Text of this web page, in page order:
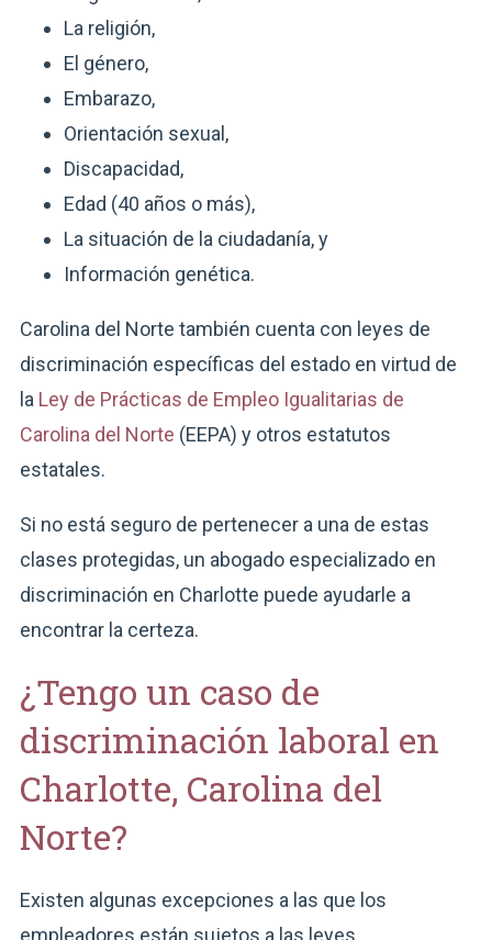
La religión,
El género,
Embarazo,
Orientación sexual,
Discapacidad,
Edad (40 años o más),
La situación de la ciudadanía, y
Información genética.
Carolina del Norte también cuenta con leyes de
discriminación específicas del estado en virtud de
la Ley de Prácticas de Empleo Igualitarias de
Carolina del Norte (EEPA) y otros estatutos
estatales.
Si no está seguro de pertenecer a una de estas
clases protegidas, un abogado especializado en
discriminación en Charlotte puede ayudarle a
encontrar la certeza.
¿Tengo un caso de
discriminación laboral en
Charlotte, Carolina del
Norte?
Existen algunas excepciones a las que los
empleadores están sujetos a las leyes